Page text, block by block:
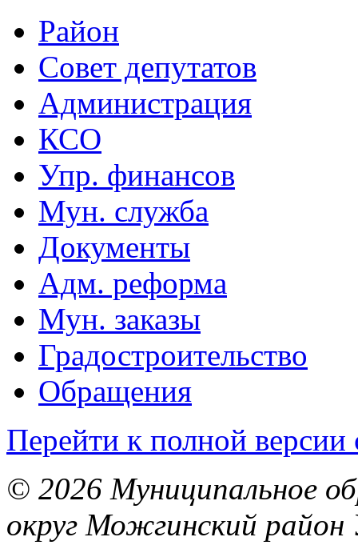
Район
Совет депутатов
Администрация
КСО
Упр. финансов
Мун. служба
Документы
Адм. реформа
Мун. заказы
Градостроительство
Обращения
Перейти к полной версии
© 2026 Муниципальное
округ Можгинский район